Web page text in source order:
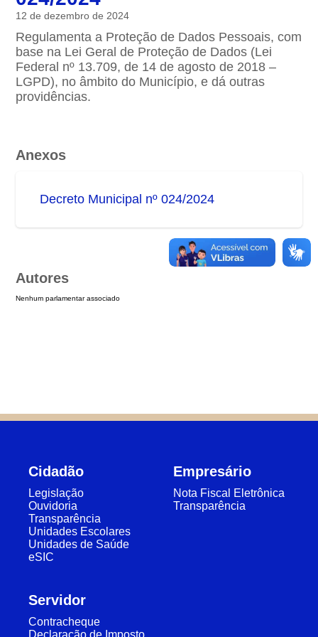
12 de dezembro de 2024
Regulamenta a Proteção de Dados Pessoais, com
base na Lei Geral de Proteção de Dados (Lei
Federal nº 13.709, de 14 de agosto de 2018 –
LGPD), no âmbito do Município, e dá outras
providências.
Anexos
Decreto Municipal nº 024/2024
Autores
Nenhum parlamentar associado
Cidadão
Legislação
Ouvidoria
Transparência
Unidades Escolares
Unidades de Saúde
eSIC
Empresário
Nota Fiscal Eletrônica
Transparência
Servidor
Contracheque
Declaração de Imposto